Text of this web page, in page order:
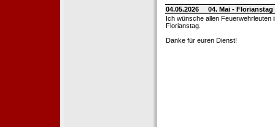
04.05.2026
04. Mai -
Ich wünsche allen Feuerwehrleuten
Florianstag.
Danke für euren Dienst!